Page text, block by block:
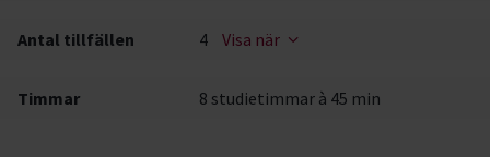
Antal tillfällen 4 Visa när
Timmar 8 studietimmar à 45 min